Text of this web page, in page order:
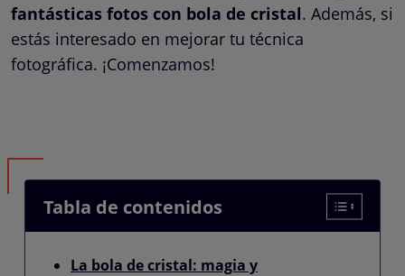
fantásticas fotos con bola de cristal. Además, si
estás interesado en mejorar tu técnica
fotográfica. ¡Comenzamos!
Tabla de contenidos
La bola de cristal: magia y